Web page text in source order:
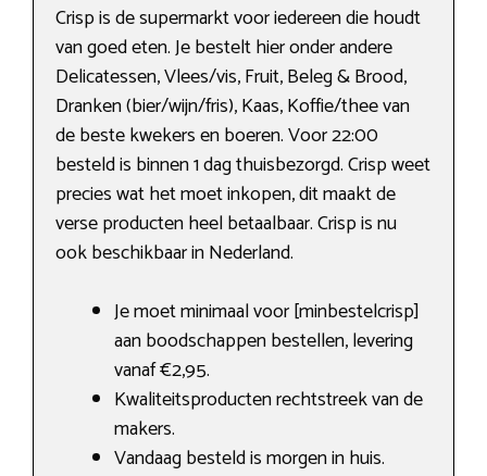
Crisp is de supermarkt voor iedereen die houdt
van goed eten. Je bestelt hier onder andere
Delicatessen, Vlees/vis, Fruit, Beleg & Brood,
Dranken (bier/wijn/fris), Kaas, Koffie/thee van
de beste kwekers en boeren. Voor 22:00
besteld is binnen 1 dag thuisbezorgd. Crisp weet
precies wat het moet inkopen, dit maakt de
verse producten heel betaalbaar. Crisp is nu
ook beschikbaar in Nederland.
Je moet minimaal voor [minbestelcrisp]
aan boodschappen bestellen, levering
vanaf €2,95.
Kwaliteitsproducten rechtstreek van de
makers.
Vandaag besteld is morgen in huis.